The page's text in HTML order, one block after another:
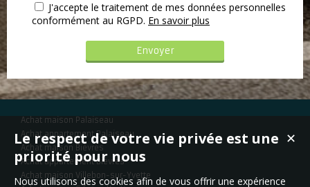
J'accepte le traitement de mes données personnelles
conformément au RGPD. En savoir plus
Achat maison Palaiseau
Achat appartement Palaiseau
Achat maison Bièvres
Achat appartement Bièvres
Achat maison Villebon-sur-Yvette
✕
Le respect de votre vie privée est une
priorité pour nous
Nous utilisons des cookies afin de vous offrir une expérience